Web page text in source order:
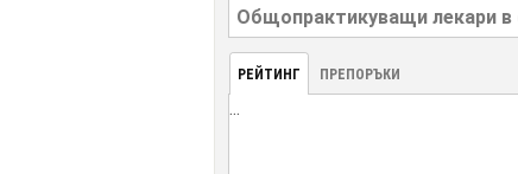
РЕЙТИНГ ПРЕПОРЪКИ
...